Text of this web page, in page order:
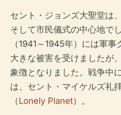
セント・ジョンズ大聖堂は
そして市民儀式の中心地で
（1941～1945年）には軍事
大きな被害を受けましたが
象徴となりました。戦争中
は、セント・マイケルズ礼
（Lonely Planet）。